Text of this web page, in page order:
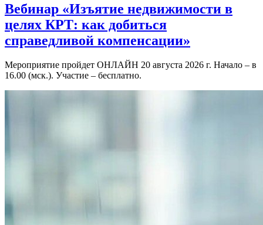
Вебинар «Изъятие недвижимости в
целях КРТ: как добиться
справедливой компенсации»
Мероприятие пройдет ОНЛАЙН 20 августа 2026 г. Начало – в
16.00 (мск.). Участие – бесплатно.